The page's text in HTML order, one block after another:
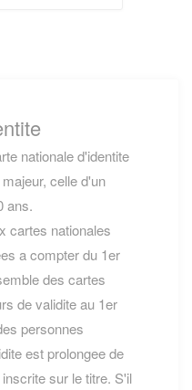
nationale d'identite
celle d'un
ans.
cartes nationales
a compter du 1er
des cartes
de validite au 1er
personnes
est prolongee de
sur le titre. S'il